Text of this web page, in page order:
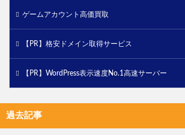
ゲームアカウント高価買取
【PR】格安ドメイン取得サービス
【PR】WordPress表示速度No.1高速サーバー
過去記事